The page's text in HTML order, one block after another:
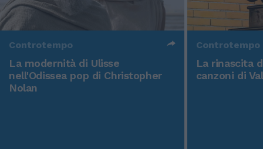
Controtempo
La modernità di Ulisse
nell'Odissea pop di Christopher
Nolan
Controtempo
La rinascita
canzoni di